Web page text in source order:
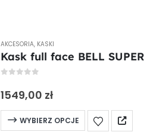
AKCESORIA, KASKI
Kask full face BELL
1549,00 zł
WYBIERZ OPCJE